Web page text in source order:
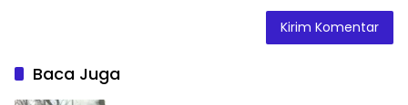
Baca Juga